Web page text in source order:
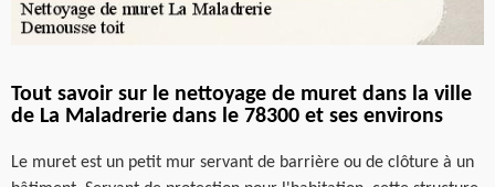
Tout savoir sur le nettoyage de muret dans la ville
de La Maladrerie dans le 78300 et ses environs
Le muret est un petit mur servant de barrière ou de clôture à un